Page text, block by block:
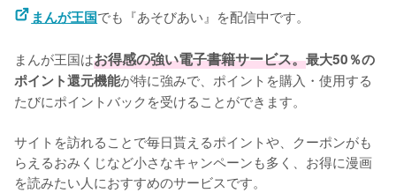
まんが王国でも『あそびあい』を配信中です。
まんが王国はお得感の強い電子書籍サービス。最大50％の
ポイント還元機能が特に強みで、ポイントを購入・使用する
たびにポイントバックを受けることができます。
サイトを訪れることで毎日貰えるポイントや、クーポンがも
らえるおみくじなど小さなキャンペーンも多く、お得に漫画
を読みたい人におすすめのサービスです。